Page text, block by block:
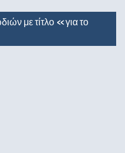
με τίτλο «για το